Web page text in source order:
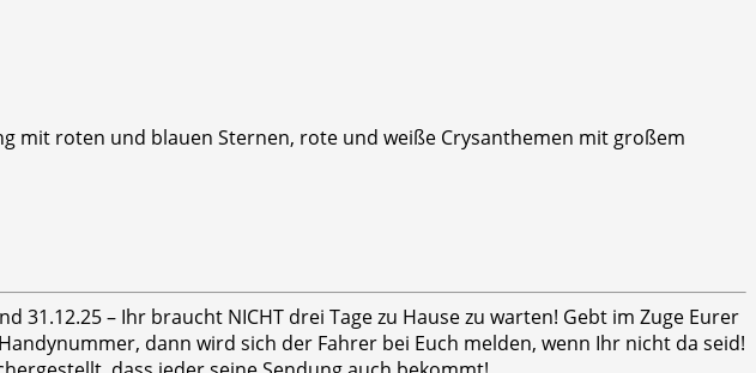
mit roten und blauen Sternen, rote und weiße Crysanthemen mit großem
– Ihr braucht NICHT drei Tage zu Hause zu warten! Gebt im Zuge Eurer
dann wird sich der Fahrer bei Euch melden, wenn Ihr nicht da seid!